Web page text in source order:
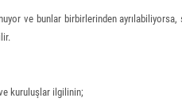
ve bunlar birbirlerinden
kuruluşlar ilgilinin;